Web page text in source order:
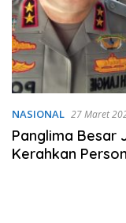
NASIONAL 27 Maret
Panglima Besar
Kerahkan